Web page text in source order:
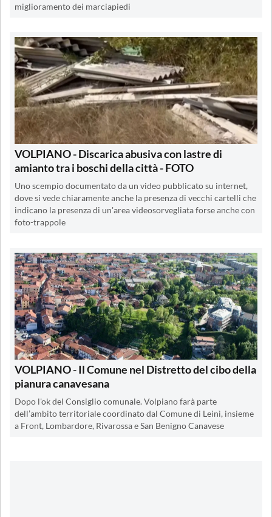
miglioramento dei marciapiedi
VOLPIANO - Discarica abusiva con lastre di
amianto tra i boschi della città - FOTO
Uno scempio documentato da un video pubblicato su internet,
dove si vede chiaramente anche la presenza di vecchi cartelli che
indicano la presenza di un'area videosorvegliata forse anche con
foto-trappole
VOLPIANO - Il Comune nel Distretto del cibo della
pianura canavesana
Dopo l'ok del Consiglio comunale. Volpiano farà parte
dell’ambito territoriale coordinato dal Comune di Leinì, insieme
a Front, Lombardore, Rivarossa e San Benigno Canavese